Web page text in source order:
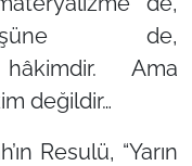
de,
Ama
değildir…
Resulü, “Yarın